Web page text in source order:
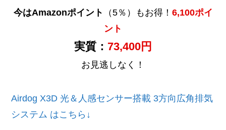
今はAmazonポイント （5％） もお得！ 6,100ポイ
ント
実質： 73,400円
お見逃しなく！
Airdog X3D 光＆人感センサー搭載 3方向広角排気
システム はこちら↓